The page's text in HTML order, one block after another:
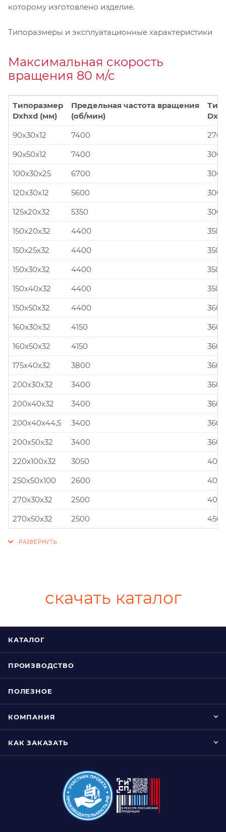
которому изготовлено изделие.
Типоразмеры и эксплуатационные характеристики
Максимальная скорость
вращения 80 м/с
Типоразмер
Dxhxd (мм)
Предельная частота вращения
(об/мин)
90x30x12
7400
90x50x12
7400
100x30x25
6700
120x30x12
5600
125x20x32
5350
150x20x32
4400
150x25x32
4400
150x30x32
4400
150x40x32
4400
150x50x32
4400
160x30x32
4150
160x50x32
4150
175x40x32
3800
200x30x32
3400
200x40x32
3400
200x40x44,5
3400
200x50x32
3400
220x100x32
3050
250x50x100
2600
270x30x32
2500
270x50x32
2500
скачать каталог
КАТАЛОГ
ПРОИЗВОДСТВО
ПОЛЕЗНОЕ
КОМПАНИЯ
КАК ЗАКАЗАТЬ